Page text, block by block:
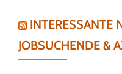
INTERESSANTE
JOBSUCHENDE &